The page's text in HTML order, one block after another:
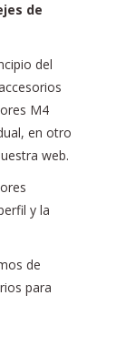
de
del
M4
en otro
web.
y la
de
para